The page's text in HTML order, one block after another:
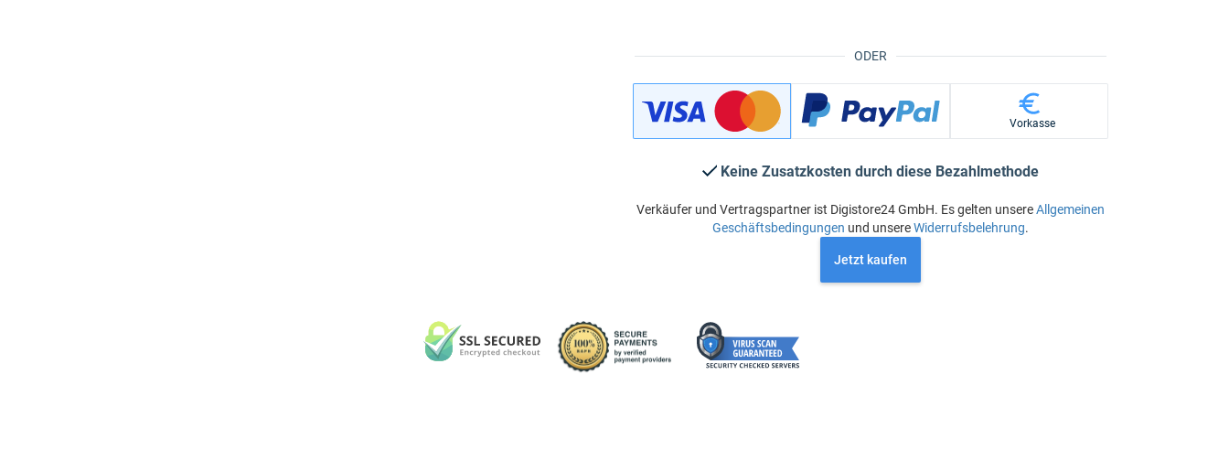
ODER
Vorkasse
Keine Zusatzkosten durch diese Bezahlmethode
Verkäufer und Vertragspartner ist Digistore24 GmbH. Es gelten unsereAllgemeinen
Geschäftsbedingungen und unsereWiderrufsbelehrung.
Jetzt kaufen